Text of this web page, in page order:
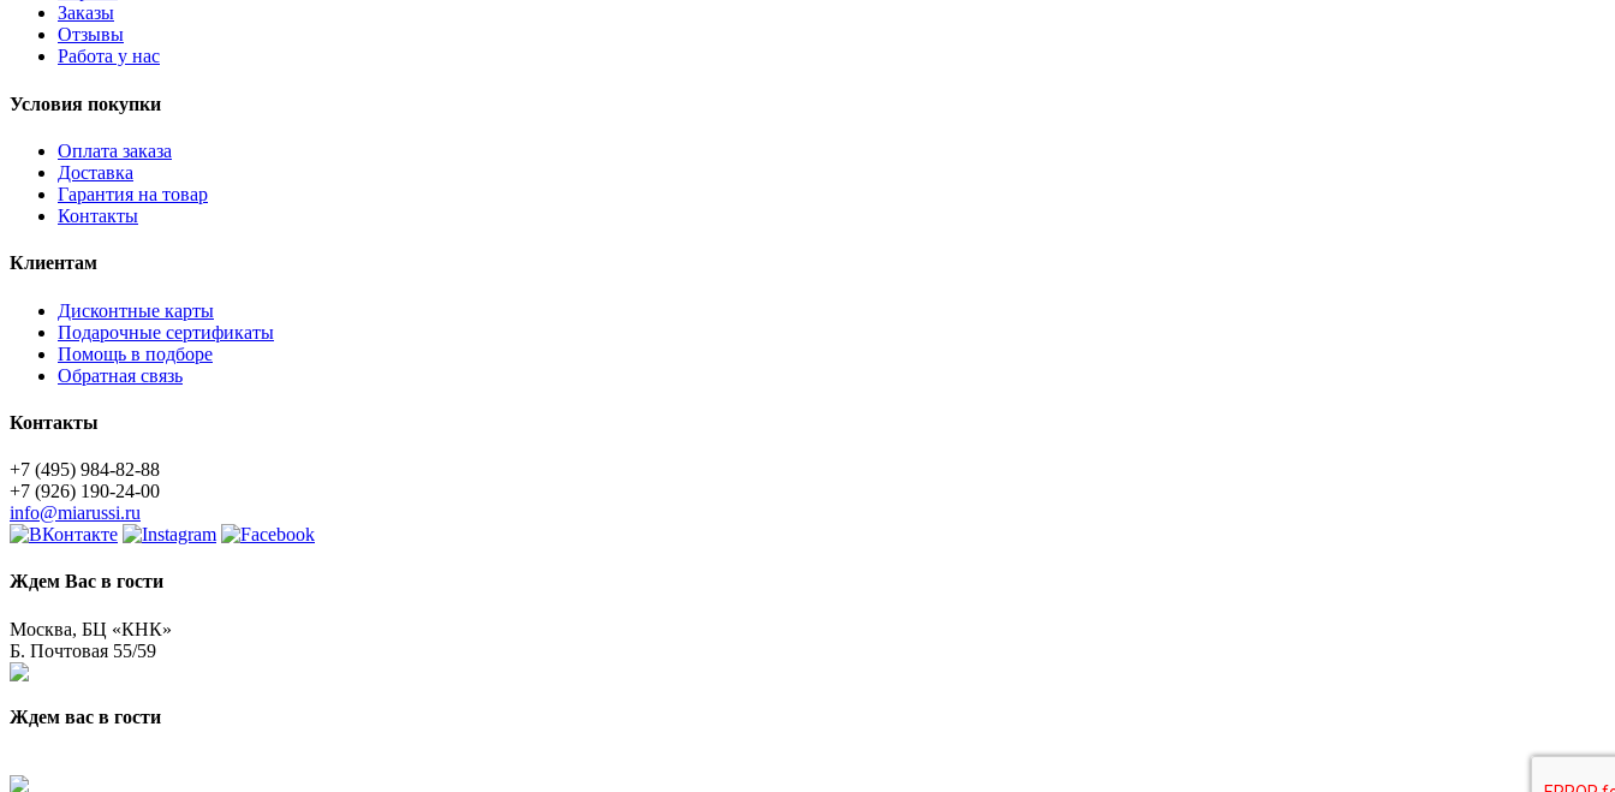
Заказы
Отзывы
Работа у нас
Условия покупки
Оплата заказа
Доставка
Гарантия на товар
Контакты
Клиентам
Дисконтные карты
Подарочные сертификаты
Помощь в подборе
Обратная связь
Контакты
+7 (495) 984-82-88
+7 (926) 190-24-00
info@miarussi.ru
Ждем Вас в гости
Москва, БЦ «КНК»
Б. Почтовая 55/59
Ждем вас в гости